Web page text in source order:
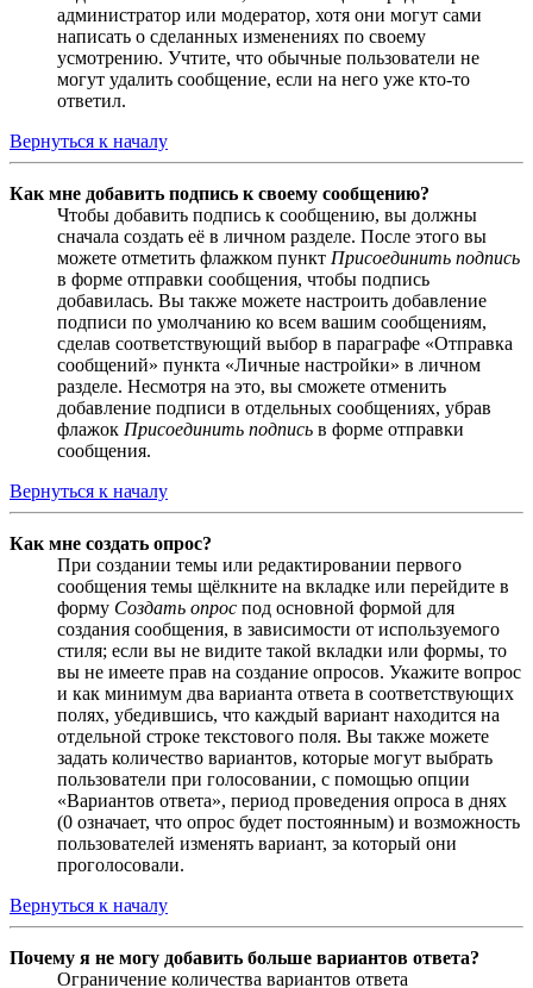
администратор или модератор, хотя они могут сами
написать о сделанных изменениях по своему
усмотрению. Учтите, что обычные пользователи не
могут удалить сообщение, если на него уже кто-то
ответил.
Вернуться к началу
Как мне добавить подпись к своему сообщению?
Чтобы добавить подпись к сообщению, вы должны
сначала создать её в личном разделе. После этого вы
можете отметить флажком пункт Присоединить подпись
в форме отправки сообщения, чтобы подпись
добавилась. Вы также можете настроить добавление
подписи по умолчанию ко всем вашим сообщениям,
сделав соответствующий выбор в параграфе «Отправка
сообщений» пункта «Личные настройки» в личном
разделе. Несмотря на это, вы сможете отменить
добавление подписи в отдельных сообщениях, убрав
флажок Присоединить подпись в форме отправки
сообщения.
Вернуться к началу
Как мне создать опрос?
При создании темы или редактировании первого
сообщения темы щёлкните на вкладке или перейдите в
форму Создать опрос под основной формой для
создания сообщения, в зависимости от используемого
стиля; если вы не видите такой вкладки или формы, то
вы не имеете прав на создание опросов. Укажите вопрос
и как минимум два варианта ответа в соответствующих
полях, убедившись, что каждый вариант находится на
отдельной строке текстового поля. Вы также можете
задать количество вариантов, которые могут выбрать
пользователи при голосовании, с помощью опции
«Вариантов ответа», период проведения опроса в днях
(0 означает, что опрос будет постоянным) и возможность
пользователей изменять вариант, за который они
проголосовали.
Вернуться к началу
Почему я не могу добавить больше вариантов ответа?
Ограничение количества вариантов ответа